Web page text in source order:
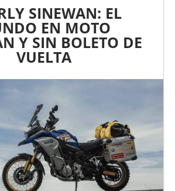
SINEWAN: EL
EN MOTO
Y SIN BOLETO DE
VUELTA